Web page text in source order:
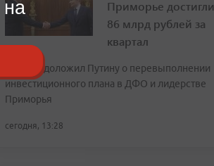
Приморье достигли
86 млрд рублей за
квартал
Трутнев доложил Путину о перевыполнении
инвестиционного плана в ДФО и лидерстве
Приморья
сегодня, 13:28